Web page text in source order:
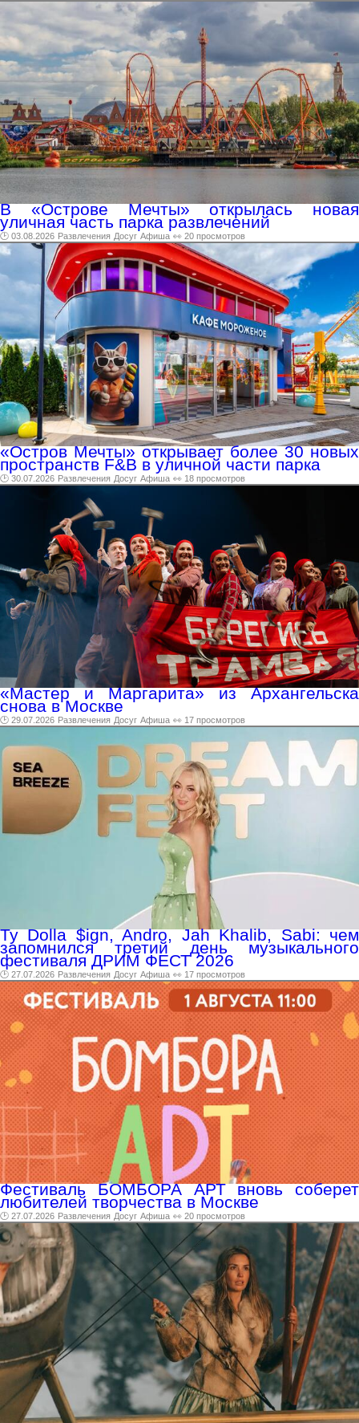
В «Острове Мечты» открылась новая
уличная часть парка развлечений
🕑 03.08.2026 Развлечения Досуг Афиша 👀 20 просмотров
«Остров Мечты» открывает более 30 новых
пространств F&B в уличной части парка
🕑 30.07.2026 Развлечения Досуг Афиша 👀 18 просмотров
«Мастер и Маргарита» из Архангельска
снова в Москве
🕑 29.07.2026 Развлечения Досуг Афиша 👀 17 просмотров
Ty Dolla $ign, Andro, Jah Khalib, Sabi: чем
запомнился третий день музыкального
фестиваля ДРИМ ФЕСТ 2026
🕑 27.07.2026 Развлечения Досуг Афиша 👀 17 просмотров
Фестиваль БОМБОРА АРТ вновь соберет
любителей творчества в Москве
🕑 27.07.2026 Развлечения Досуг Афиша 👀 20 просмотров